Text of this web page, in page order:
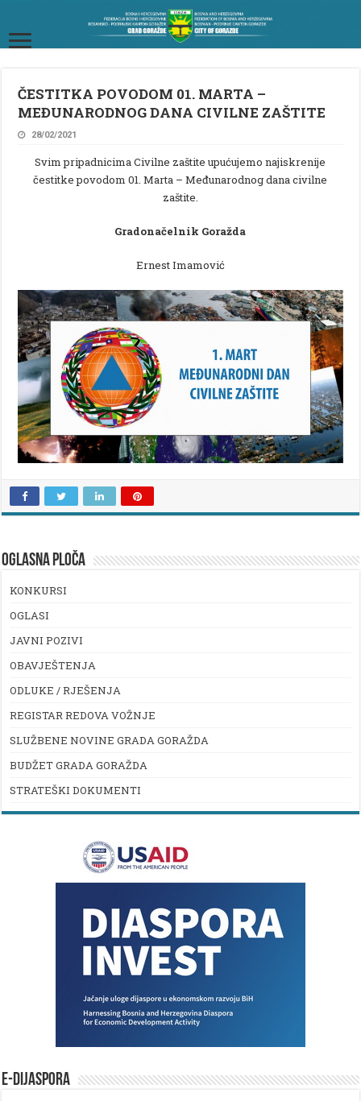
ČESTITKA POVODOM 01. MARTA –
MEĐUNARODNOG DANA CIVILNE ZAŠTITE
28/02/2021
Svim pripadnicima Civilne zaštite upućujemo najiskrenije
čestitke povodom 01. Marta – Međunarodnog dana civilne
zaštite.
Gradonačelnik Goražda
Ernest Imamović
OGLASNA PLOČA
KONKURSI
OGLASI
JAVNI POZIVI
OBAVJEŠTENJA
ODLUKE / RJEŠENJA
REGISTAR REDOVA VOŽNJE
SLUŽBENE NOVINE GRADA GORAŽDA
BUDŽET GRADA GORAŽDA
STRATEŠKI DOKUMENTI
E-DIJASPORA